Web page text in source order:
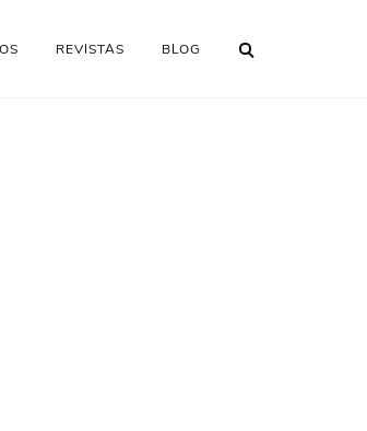
REVISTAS BLOG